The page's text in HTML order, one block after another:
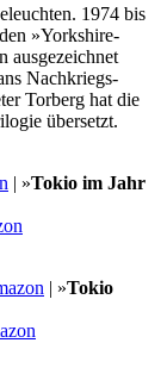
1974 bis
»York­shire-
ausge­zeichnet
Nachkriegs­
Torberg hat die
übersetzt.
| »Tokio im Jahr
| »Tokio